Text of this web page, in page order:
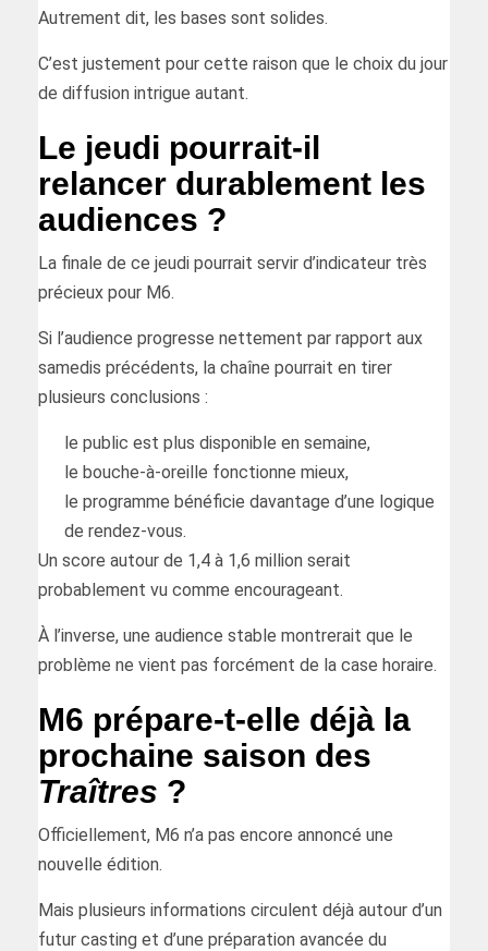
Autrement dit, les bases sont solides.
C’est justement pour cette raison que le choix du jour
de diffusion intrigue autant.
Le jeudi pourrait-il
relancer durablement les
audiences ?
La finale de ce jeudi pourrait servir d’indicateur très
précieux pour M6.
Si l’audience progresse nettement par rapport aux
samedis précédents, la chaîne pourrait en tirer
plusieurs conclusions :
le public est plus disponible en semaine,
le bouche-à-oreille fonctionne mieux,
le programme bénéficie davantage d’une logique
de rendez-vous.
Un score autour de 1,4 à 1,6 million serait
probablement vu comme encourageant.
À l’inverse, une audience stable montrerait que le
problème ne vient pas forcément de la case horaire.
M6 prépare-t-elle déjà la
prochaine saison des
Traîtres ?
Officiellement, M6 n’a pas encore annoncé une
nouvelle édition.
Mais plusieurs informations circulent déjà autour d’un
futur casting et d’une préparation avancée du